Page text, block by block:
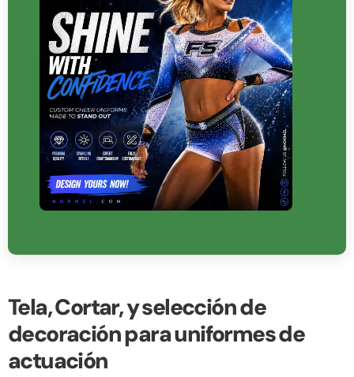
Tela, Cortar, y selección de
decoración para uniformes de
actuación